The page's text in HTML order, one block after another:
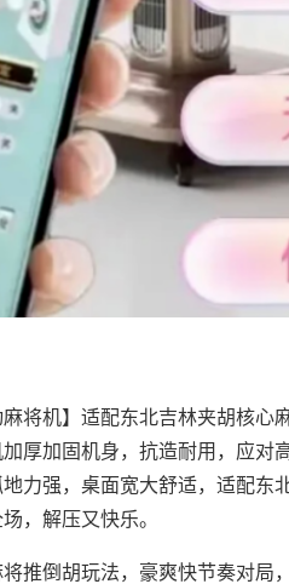
麻将机】适配东北吉林夹胡核
厚加固机身，抗造耐用，应对
力强，桌面宽大舒适，适配东
，解压又快乐。
推倒胡玩法，豪爽快节奏对局